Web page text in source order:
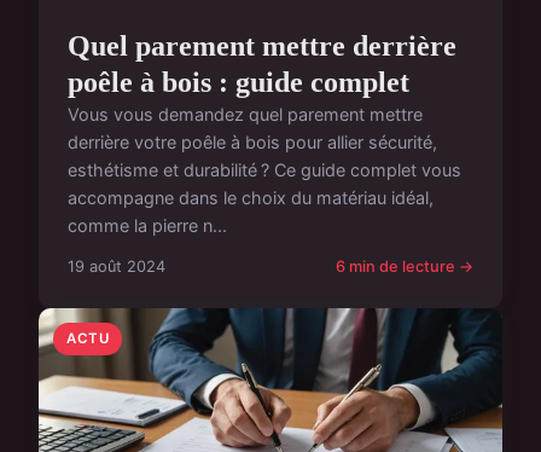
Quel parement mettre derrière
poêle à bois : guide complet
Vous vous demandez quel parement mettre
derrière votre poêle à bois pour allier sécurité,
esthétisme et durabilité ? Ce guide complet vous
accompagne dans le choix du matériau idéal,
comme la pierre n...
19 août 2024 6 min de lecture →
ACTU